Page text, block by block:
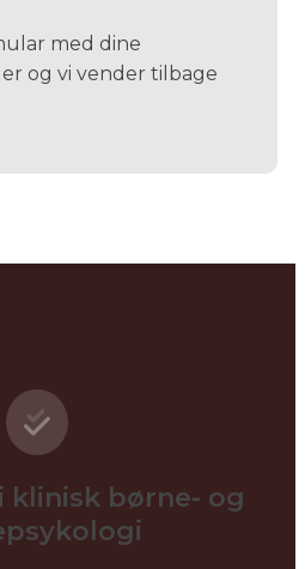
med dine
og vi vender tilbage
klinisk børne- og